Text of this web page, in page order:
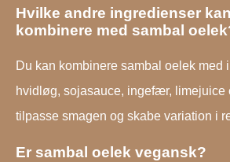
Hvilke andre ingredienser
kombinere med sambal
Du kan kombinere sambal oelek med
hvidløg, sojasauce, ingefær, limejuice
tilpasse smagen og skabe variation i
Er sambal oelek vegansk?